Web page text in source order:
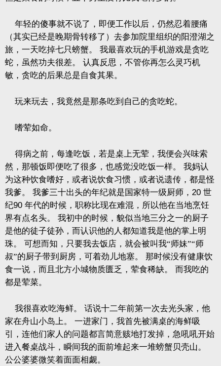
年轻的傻事就不说了，即便工作以后，仍然忍着腰痛
（其实已经是晚期骨转移了）去参加院里组织的阳澄湖之
旅，一天吃掉七只螃蟹。
我最喜欢玩的手机游戏是贪吃
蛇，虽然功夫很差。
认真反思，不管你再怎么灵巧机
敏，贪吃的后果总是自食其果。
玩来玩去，我竟然是那条吃到自己的贪吃蛇。
嗜荤如命。
得病之前，每逢吃饭，若是桌上无荤，我便会兴味索
然，那顿饭即便吃了很多，也感觉没吃饭一样。
我妈认
为这种饮食嗜好，或者说饮食习惯，或者说遗传，都是怪
我爹。
我爹三十出头的年纪就是国家特一级厨师， 20 世
纪90 年代的时候，职称比现在难混，所以他在当地烹饪
界有点名头。
我初中的时候，貌似当地三分之一的厨子
是他的徒子徒孙，而认识他的人都知道我是他的掌上明
珠。
可想而知，只要我去饭店，就会被叫我“师妹”“师
叔”的厨子带到厨房，可着劲儿地塞。
那时候没有健康饮
食一说，而且北方小城物质匮乏，荤食稀缺。
而我吃的
都是荤菜。
我很喜欢吃海鲜。
话说十二年前第一次去光头家，他
家在舟山小岛上。
一进家门，我首先被满桌的海鲜吸
引，连他们家人的问题都言简意赅地打发掉，急吼吼开始
进入餐桌战斗，瞬间我的面前堆起来一堆螃蟹贝壳山。
公公婆婆微笑着面面相觑。